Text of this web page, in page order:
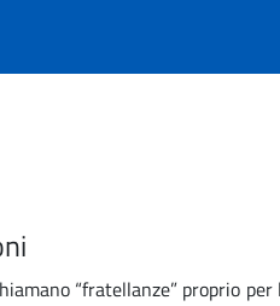
“fratellanze” proprio